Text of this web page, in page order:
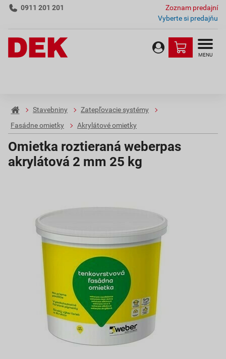
0911 201 201
Zoznam predajní
Vyberte si predajňu
MENU
Stavebniny
Zatepľovacie systémy
Fasádne omietky
Akrylátové omietky
Omietka roztieraná weberpas
akrylátová 2 mm 25 kg